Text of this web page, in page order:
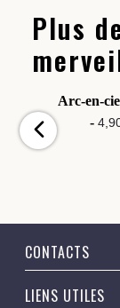
Plus
Arc-en-
-
CONTACTS
LIENS UTILES